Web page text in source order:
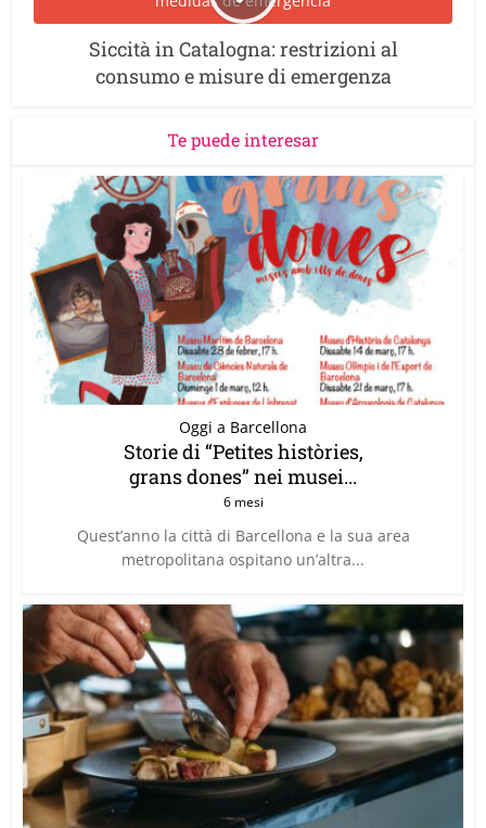
Siccità in Catalogna: restrizioni al
consumo e misure di emergenza
Te puede interesar
Oggi a Barcellona
Storie di “Petites històries,
grans dones” nei musei...
6 mesi
Quest’anno la città di Barcellona e la sua area
metropolitana ospitano un’altra...